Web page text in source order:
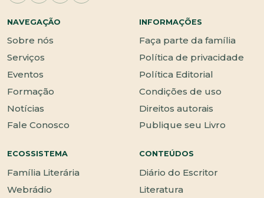
NAVEGAÇÃO
Sobre nós
Serviços
Eventos
Formação
Notícias
Fale Conosco
INFORMAÇÕES
Faça parte da família
Política de privacidade
Política Editorial
Condições de uso
Direitos autorais
Publique seu Livro
ECOSSISTEMA
Família Literária
Webrádio
CONTEÚDOS
Diário do Escritor
Literatura